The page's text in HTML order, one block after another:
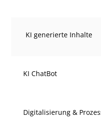
KI generierte Inhalte
KI ChatBot
Digitalisierung &